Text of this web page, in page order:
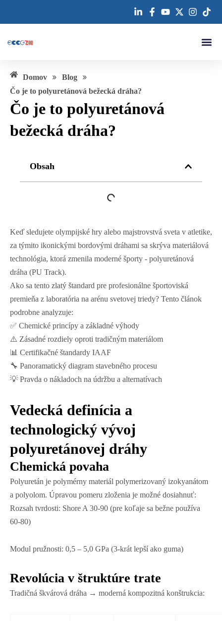
Domov » Blog »
Čo je to polyuretánová bežecká dráha?
Čo je to polyuretánová
bežecká dráha?
Obsah
Keď sledujete olympijské hry alebo majstrovstvá sveta v atletike,
za týmito ikonickými bordovými dráhami sa skrýva materiálová
technológia, ktorá zmenila moderné športy - polyuretánová
dráha (PU Track).
Ako sa tento zlatý štandard pre profesionálne športoviská
premieňa z laboratória na arénu svetovej triedy? Tento článok
podrobne analyzuje:
✅ Chemické princípy a základné výhody
⚠️ Zásadné rozdiely oproti tradičným materiálom
📊 Certifikačné štandardy IAAF
🔧 Panoramatický diagram stavebného procesu
💡 Pravda o nákladoch na údržbu a alternatívach
Vedecká definícia a
technologický vývoj
polyuretánovej dráhy
Chemická povaha
Polyuretán je polymérny materiál polymerizovaný izokyanátom
a polyolom. Úpravou pomeru zloženia je možné dosiahnuť:
Rozsah tvrdosti: Shore A 30-90 (pre koľaje sa bežne používa
60-80)
Modul pružnosti: 0,5 – 5,0 GPa (3-krát lepší ako guma)
Revolúcia v štruktúre trate
Tradičná škvárová dráha → moderná kompozitná konštrukcia: